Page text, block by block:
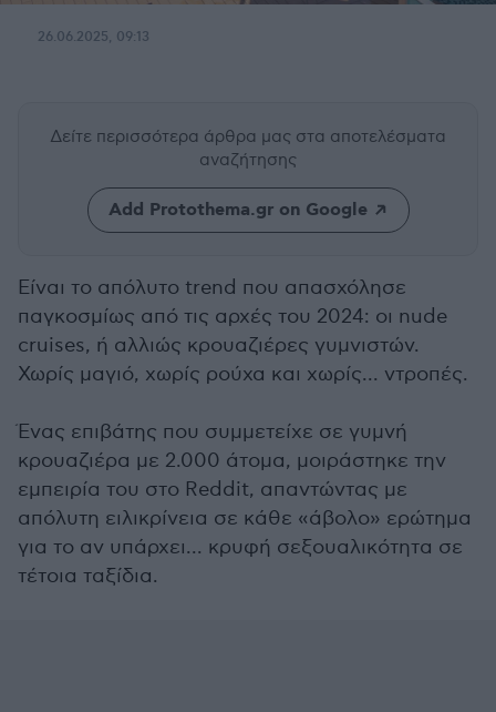
26.06.2025, 09:13
Δείτε περισσότερα άρθρα μας στα αποτελέσματα
αναζήτησης
Add Protothema.gr on Google
Είναι το απόλυτο trend που απασχόλησε
παγκοσμίως από τις αρχές του 2024: οι nude
cruises, ή αλλιώς κρουαζιέρες γυμνιστών.
Χωρίς μαγιό, χωρίς ρούχα και χωρίς... ντροπές.
Ένας επιβάτης που συμμετείχε σε γυμνή
κρουαζιέρα με 2.000 άτομα, μοιράστηκε την
εμπειρία του στο Reddit, απαντώντας με
απόλυτη ειλικρίνεια σε κάθε «άβολο» ερώτημα
για το αν υπάρχει... κρυφή σεξουαλικότητα σε
τέτοια ταξίδια.